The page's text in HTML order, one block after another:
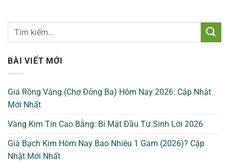
BÀI VIẾT MỚI
Giá Rồng Vàng (Chợ Đông Ba) Hôm Nay 2026: Cập Nhật
Mới Nhất
Vàng Kim Tín Cao Bằng: Bí Mật Đầu Tư Sinh Lời 2026
Giá Bạch Kim Hôm Nay Bao Nhiêu 1 Gam (2026)? Cập
Nhật Mới Nhất